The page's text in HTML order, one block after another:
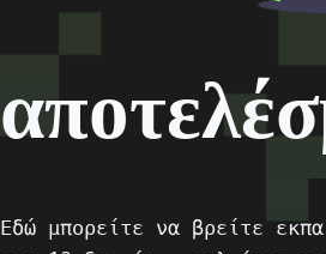
Εδώ μπορείτε να βρείτε